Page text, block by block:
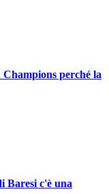
perché la
Baresi c'è una